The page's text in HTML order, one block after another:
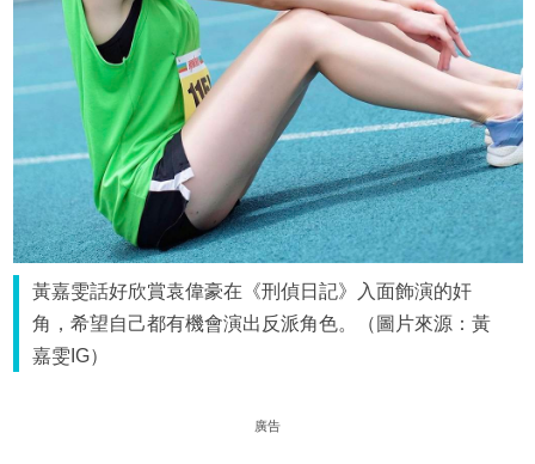
黃嘉雯話好欣賞袁偉豪在《刑偵日記》入面飾演的奸
角，希望自己都有機會演出反派角色。（圖片來源：黃
嘉雯IG）
廣告